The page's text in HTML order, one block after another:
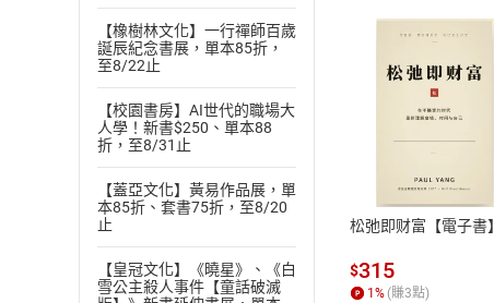
【橡樹林文化】一行禪師百歲
誕辰紀念書展，單本85折，
至8/22止
【校園書房】AI世代的職場大
人學！新書$250、單本88
折，至8/31止
【蓋亞文化】黃易作品展，單
本85折、套書75折，至8/20
止
【皇冠文化】《曉星》、《白
雪公主殺人事件【童話破滅
付款方
ATM轉帳、信
松弛即财富【電子書】
$315
1 % (賺3點)